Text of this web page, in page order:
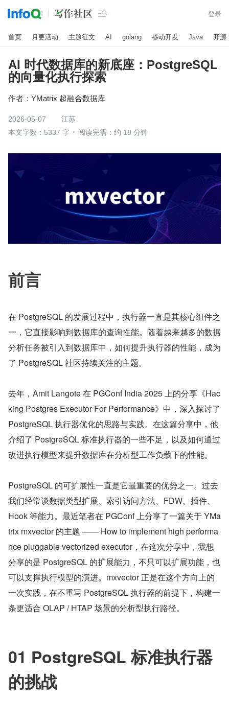
 登录
首页 月更活动 主题征文 AI golang 移动开发 Java 开源
AI 时代数据库的新底座：PostgreSQL
的向量化执行探索
作者： YMatrix 超融合数据库
2026-05-07
江苏
本文字数：5337 字
阅读完需：约 18 分钟
前言
在 PostgreSQL 的发展过程中，执行器一直是其核心组件之
一，它直接影响到数据库的查询性能。随着越来越多的数据
分析任务被引入到数据库中，如何提升执行器的性能，成为
了 PostgreSQL 社区持续关注的主题。
去年，Amit Langote 在 PGConf India 2025 上的分享《Hac
king Postgres Executor For Performance》中，深入探讨了
PostgreSQL 执行器优化的思路与实践。在这篇分享中，他
介绍了 PostgreSQL 标准执行器的一些不足，以及如何通过
改进执行模型来提升数据库在分析型工作负载下的性能。
PostgreSQL 的可扩展性一直是它最重要的优势之一。过去
我们经常谈数据类型扩展、索引访问方法、FDW、插件、
Hook 等能力。最近笔者在 PGConf 上分享了一篇关于 YMa
trix mxvector 的主题 —— How to implement high performa
nce pluggable vectorized executor，在这次分享中，我想
分享的是 PostgreSQL 的扩展能力，不只可以扩展功能，也
可以支撑执行模型的演进。mxvector 正是在这个方向上的
一次实践，在不重写 PostgreSQL 执行器的前提下，构建一
条更适合 OLAP / HTAP 场景的分析型执行路径。
01 PostgreSQL 标准执行器
的挑战